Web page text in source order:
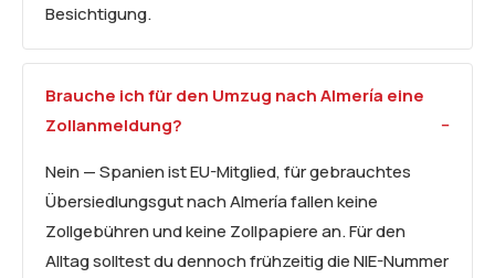
Besichtigung.
Brauche ich für den Umzug nach Almería eine
Zollanmeldung?
Nein — Spanien ist EU-Mitglied, für gebrauchtes
Übersiedlungsgut nach Almería fallen keine
Zollgebühren und keine Zollpapiere an. Für den
Alltag solltest du dennoch frühzeitig die NIE-Nummer